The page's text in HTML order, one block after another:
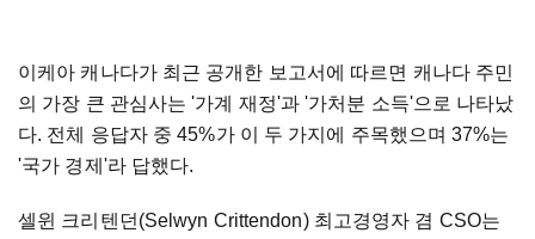
이케아 캐나다가 최근 공개한 보고서에 따르면 캐나다 주민
의 가장 큰 관심사는 '가계 재정'과 '가처분 소득'으로 나타났
다. 전체 응답자 중 45%가 이 두 가지에 주목했으며 37%는
'국가 경제'라 답했다.
셀윈 크리텐던(Selwyn Crittendon) 최고경영자 겸 CSO는